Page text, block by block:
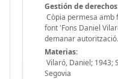
Gestión de
Còpia permesa amb
font 'Fons Daniel
demanar autorització.
Materias:
Vilaró, Daniel; 1943;
Segovia